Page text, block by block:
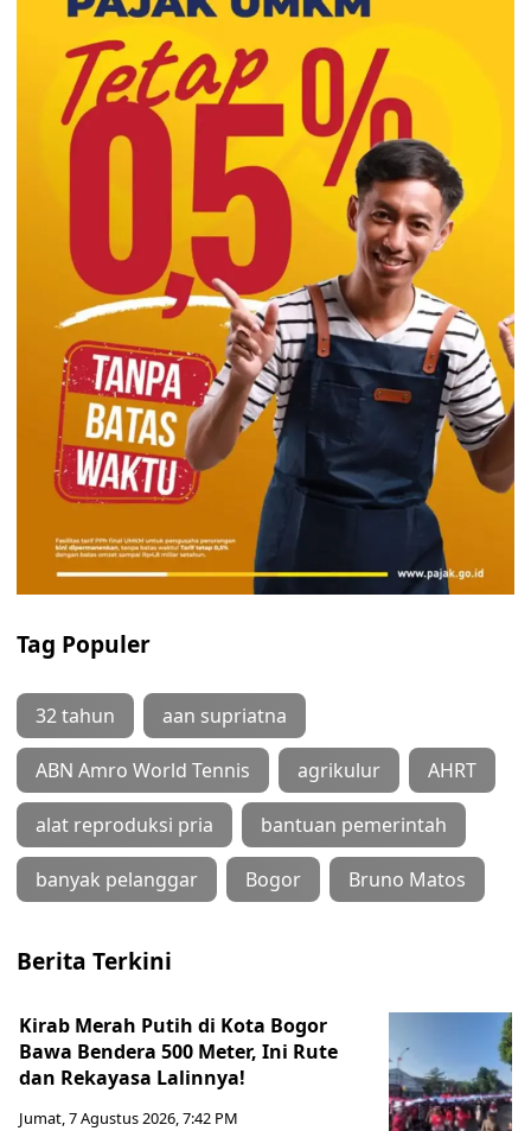
Tag Populer
32 tahun aan supriatna
ABN Amro World Tennis agrikulur AHRT
alat reproduksi pria bantuan pemerintah
banyak pelanggar Bogor Bruno Matos
Berita Terkini
Kirab Merah Putih di Kota Bogor
Bawa Bendera 500 Meter, Ini Rute
dan Rekayasa Lalinnya!
Jumat, 7 Agustus 2026, 7:42 PM